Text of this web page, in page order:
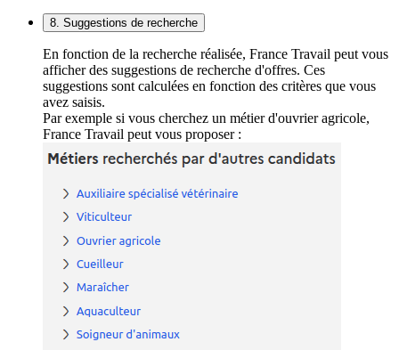
8. Suggestions de recherche
En fonction de la recherche réalisée, France Travail peut vous
afficher des suggestions de recherche d'offres. Ces
suggestions sont calculées en fonction des critères que vous
avez saisis.
Par exemple si vous cherchez un métier d'ouvrier agricole,
France Travail peut vous proposer :